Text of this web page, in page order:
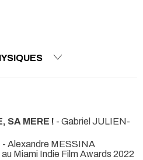
SA MERE ! - Gabriel JULIEN-
- Alexandre MESSINA
Miami Indie Film Awards 2022